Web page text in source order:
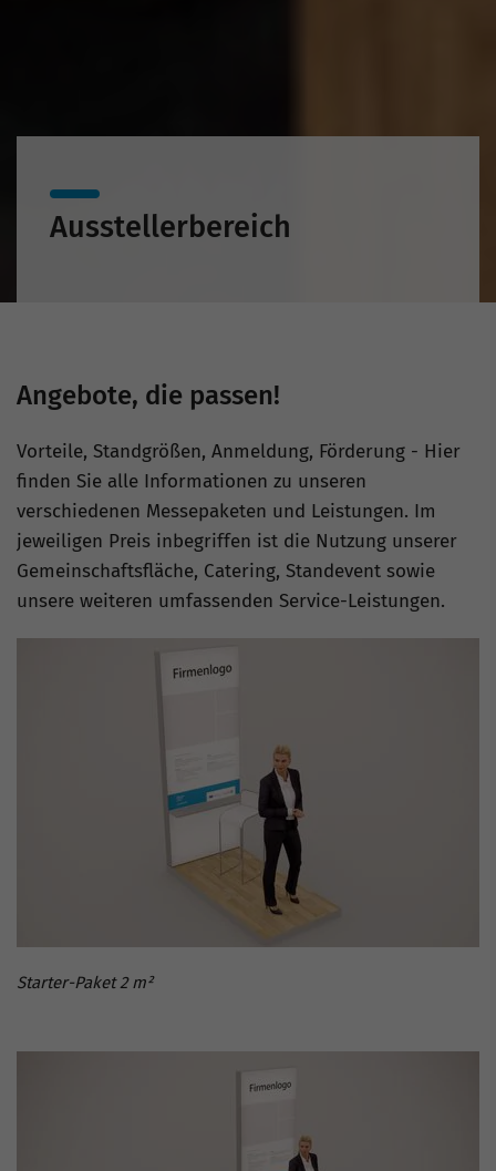
Ausstellerbereich
Angebote, die passen!
Vorteile, Standgrößen, Anmeldung, Förderung - Hier
finden Sie alle Informationen zu unseren
verschiedenen Messepaketen und Leistungen. Im
jeweiligen Preis inbegriffen ist die Nutzung unserer
Gemeinschaftsfläche, Catering, Standevent sowie
unsere weiteren umfassenden Service-Leistungen.
Starter-Paket 2 m²